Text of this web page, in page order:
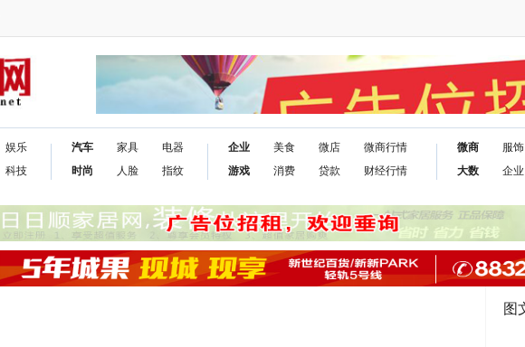
娱乐
科技
汽车
时尚
家具
人脸
电器
指纹
企业
游戏
美食
消费
微店
贷款
微商行情
财经行情
微商
大数
服饰
企业
图